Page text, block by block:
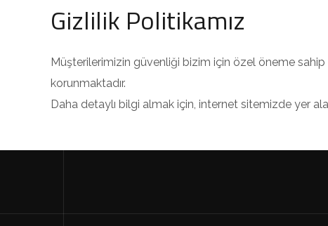
Gizlilik Politikamız
Müşterilerimizin güvenliği bizim için özel öneme
korunmaktadır.
Daha detaylı bilgi almak için, internet sitemizde yer